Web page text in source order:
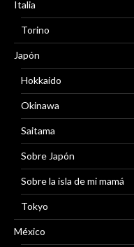
Italia
Torino
Japón
Hokkaido
Okinawa
Saitama
Sobre Japón
Sobre la isla de mi mamá
Tokyo
México